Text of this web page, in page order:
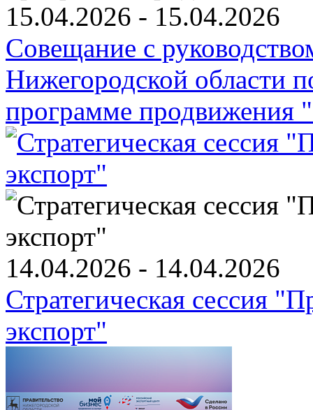
15.04.2026 - 15.04.2026
Совещание с
Нижегородской области
программе продвижения
14.04.2026 - 14.04.2026
Стратегическая сессия
экспорт"